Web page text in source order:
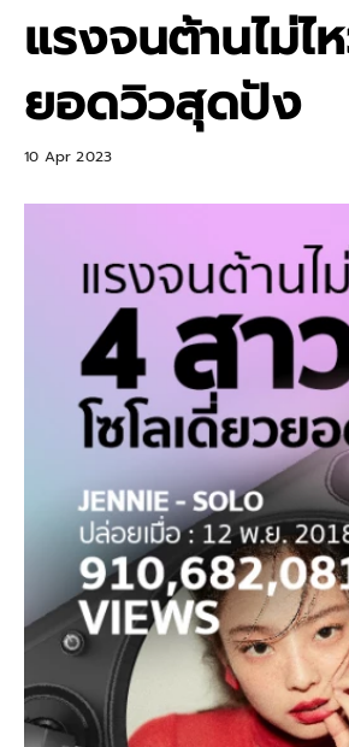
แรงจนต้านไม่ไ
ยอดวิวสุดปัง
10 Apr 2023